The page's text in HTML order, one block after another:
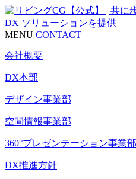
MENU CONTACT
会社概要
DX本部
デザイン事業部
空間情報事業部
360°プレゼンテーション事業部
DX推進方針